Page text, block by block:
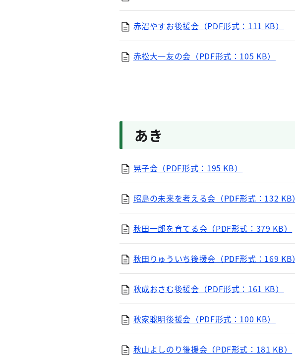
赤沼やすお後援会（PDF形式：111 KB）
赤松大一友の会（PDF形式：105 KB）
あき
晃子会（PDF形式：195 KB）
昭島の未来を考える会（PDF形式：132 KB）
秋田一郎を育てる会（PDF形式：379 KB）
秋田りゅういち後援会（PDF形式：169 KB）
秋成おさむ後援会（PDF形式：161 KB）
秋家聡明後援会（PDF形式：100 KB）
秋山よしのり後援会（PDF形式：181 KB）